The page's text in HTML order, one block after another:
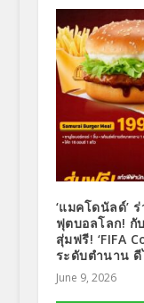
‘แมคโดนัลด์’
ฟุตบอลโลก! กั
สุ่มฟรี! ‘FIFA
ระดับตำนาน
June 9, 2026